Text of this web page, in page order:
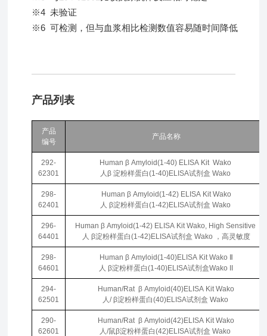
※4 未验证
※6 可检测，但与血浆相比检测数值容易随时间降低
产品列表
产品
编号
产品名称
292-
62301
Human β Amyloid(1-40) ELISA Kit Wako
人β 淀粉样蛋白(1-40)ELISA试剂盒 Wako
298-
62401
Human β Amyloid(1-42) ELISA Kit Wako
人 β淀粉样蛋白(1-42)ELISA试剂盒 Wako
296-
64401
Human β Amyloid(1-42) ELISA Kit Wako, High Sensitive
人 β淀粉样蛋白(1-42)ELISA试剂盒 Wako ，高灵敏度
298-
64601
Human β Amyloid(1-40)ELISA Kit Wako Ⅱ
人 β淀粉样蛋白(1-40)ELISA试剂盒Wako II
294-
62501
Human/Rat β Amyloid(40)ELISA Kit Wako
人/ β淀粉样蛋白(40)ELISA试剂盒 Wako
290-
62601
Human/Rat β Amyloid(42)ELISA Kit Wako
人/鼠β淀粉样蛋白(42)ELISA试剂盒 Wako